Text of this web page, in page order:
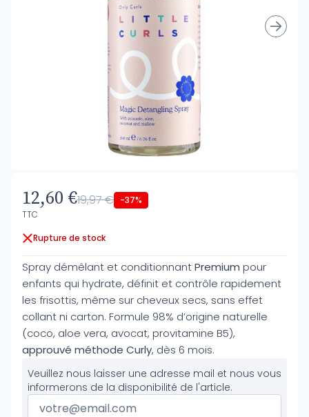
12,60 €19,97 € -37%
TTC
Rupture de stock
Spray démêlant et conditionnantPremium pour
enfants qui hydrate, définit et contrôle rapidement
les frisottis, même sur cheveux secs, sans effet
collant ni carton. Formule 98% d’origine naturelle
(coco, aloe vera, avocat, provitamine B5),
approuvé méthode Curly, dès 6 mois.
Veuillez nous laisser une adresse mail et nous vous
informerons de la disponibilité de l'article.